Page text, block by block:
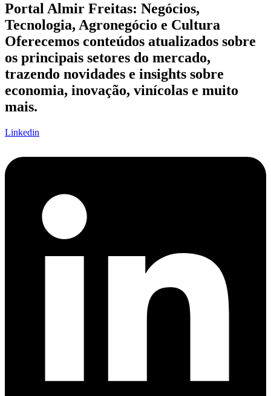
Portal Almir Freitas: Negócios,
Tecnologia, Agronegócio e Cultura
Oferecemos conteúdos atualizados sobre
os principais setores do mercado,
trazendo novidades e insights sobre
economia, inovação, vinícolas e muito
mais.
Linkedin